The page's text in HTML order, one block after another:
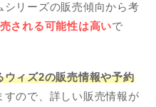
リーズの販売傾向から考
される可能性は高いで
ウィズ2の販売情報や予約
すので、詳しい販売情報が